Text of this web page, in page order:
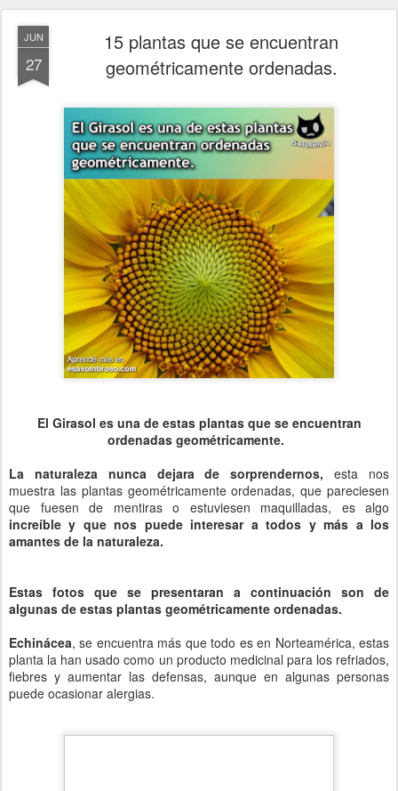
JUN
27
15 plantas que se encuentran
geométricamente ordenadas.
El Girasol es una de estas plantas que se encuentran
ordenadas geométricamente.
La naturaleza nunca dejara de sorprendernos, esta nos
muestra las plantas geométricamente ordenadas, que pareciesen
que fuesen de mentiras o estuviesen maquilladas, es algo
increíble y que nos puede interesar a todos y más a los
amantes de la naturaleza.
Estas fotos que se presentaran a continuación son de
algunas de estas plantas geométricamente ordenadas.
Echinácea, se encuentra más que todo es en Norteamérica, estas
planta la han usado como un producto medicinal para los refriados,
fiebres y aumentar las defensas, aunque en algunas personas
puede ocasionar alergias.